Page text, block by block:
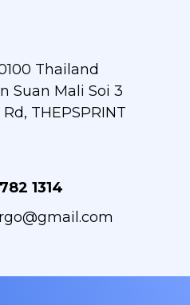
Thailand
Suan Mali Soi 3
THEPSPRINT
1314